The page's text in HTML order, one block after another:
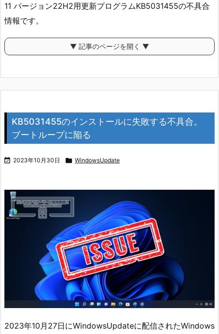
11 バージョン22H2用更新プログラムKB5031455の不具合
情報です。
▼ 記事のページを開く ▼
KB5031455のインストールに失敗する不具合。
ブートループに陥る
 2023年10月30日  WindowsUpdate
2023年10月27日にWindowsUpdateに配信されたWindows